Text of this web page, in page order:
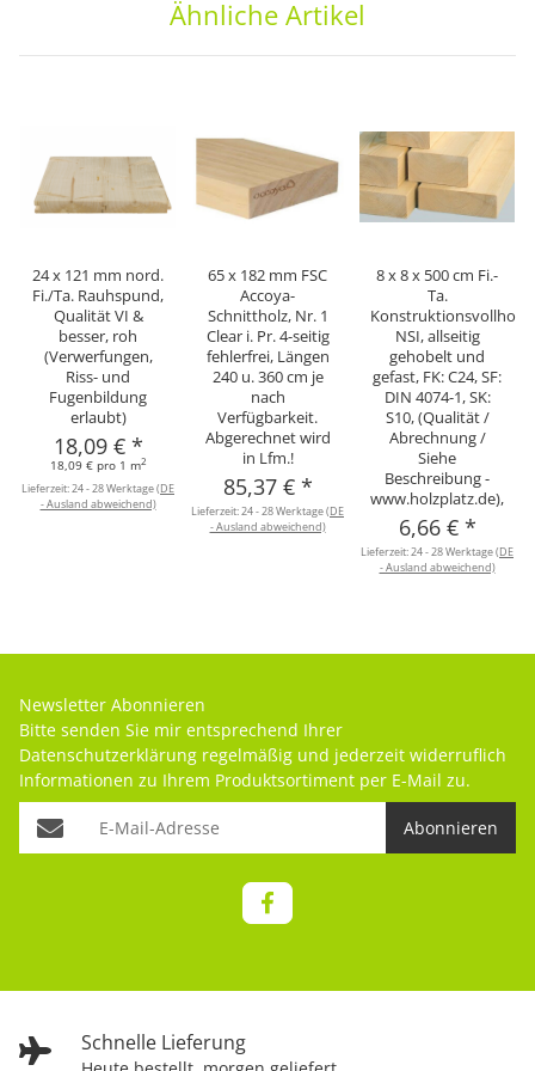
Ähnliche Artikel
24 x 121 mm nord.
Fi./Ta. Rauhspund,
Qualität VI &
besser, roh
(Verwerfungen,
Riss- und
Fugenbildung
erlaubt)
18,09 € *
18,09 € pro 1 m2
Lieferzeit:24 - 28 Werktage(DE
- Ausland abweichend)
65 x 182 mm FSC
Accoya-
Schnittholz, Nr. 1
Clear i. Pr. 4-seitig
fehlerfrei, Längen
240 u. 360 cm je
nach
Verfügbarkeit.
Abgerechnet wird
in Lfm.!
85,37 € *
Lieferzeit:24 - 28 Werktage(DE
- Ausland abweichend)
8 x 8 x 500 cm Fi.-
Ta.
Konstruktionsvollholz
NSI, allseitig
gehobelt und
gefast, FK: C24, SF:
DIN 4074-1, SK:
S10, (Qualität /
Abrechnung /
Siehe
Beschreibung -
www.holzplatz.de),
6,66 € *
Lieferzeit:24 - 28 Werktage(DE
- Ausland abweichend)
Schnelle Lieferung
Newsletter Abonnieren
Bitte senden Sie mir entsprechend Ihrer
Datenschutzerklärung regelmäßig und jederzeit widerruflich
Informationen zu Ihrem Produktsortiment per E-Mail zu.
Abonnieren